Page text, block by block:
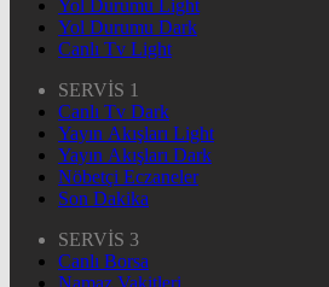
Yol Durumu Light
Yol Durumu Dark
Canlı Tv Light
SERVİS 1
Canlı Tv Dark
Yayın Akışları Light
Yayın Akışları Dark
Nöbetçi Eczaneler
Son Dakika
SERVİS 3
Canlı Borsa
Namaz Vakitleri